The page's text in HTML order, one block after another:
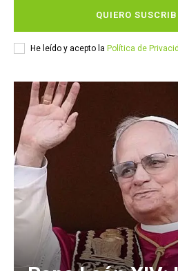
QUIERO
He leído y acepto la Política de